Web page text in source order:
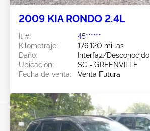
2009 KIA RONDO 2.4L
Ít #:
45******
Kilometraje:
176,120 millas
Daño:
Interfaz/Desconocido
Ubicación:
SC - GREENVILLE
Fecha de venta:
Venta Futura